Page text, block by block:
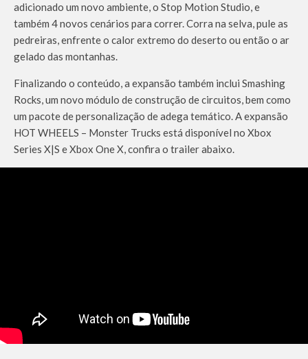
adicionado um novo ambiente, o Stop Motion Studio, e
também 4 novos cenários para correr. Corra na selva, pule as
pedreiras, enfrente o calor extremo do deserto ou então o ar
gelado das montanhas.
Finalizando o conteúdo, a expansão também inclui Smashing
Rocks, um novo módulo de construção de circuitos, bem como
um pacote de personalização de adega temático. A expansão
HOT WHEELS – Monster Trucks está disponível no Xbox
Series X|S e Xbox One X, confira o trailer abaixo.